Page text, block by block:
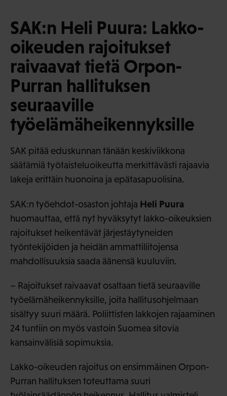
SAK:n Heli Puura: Lakko-
oikeuden rajoitukset
raivaavat tietä Orpon-
Purran hallituksen
seuraaville
työelämäheikennyksille
SAK pitää eduskunnan tänään keskiviikkona
säätämiä työtaisteluoikeutta merkittävästi rajaavia
lakeja erittäin huonoina ja epätasapuolisina.
SAK:n työehdot-osaston johtaja Heli Puura
huomauttaa, että nyt hyväksytyt lakko-oikeuksien
rajoitukset heikentävät järjestäytyneiden
työntekijöiden ja heidän ammattiliitojensa
mahdollisuuksia saada äänensä kuuluviin.
– Rajoitukset raivaavat osaltaan tietä seuraaville
työelämäheikennyksille, joita hallitusohjelmaan
sisältyy suuri määrä. Poliittisten lakkojen rajaaminen
24 tuntiin on myös vastoin Suomea sitovia
kansainvälisiä sopimuksia.
Lakko-oikeuden rajoitus on ensimmäinen Orpon-
Purran hallituksen toteuttama suuri